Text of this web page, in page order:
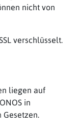
nicht von
verschlüsselt.
liegen auf
in